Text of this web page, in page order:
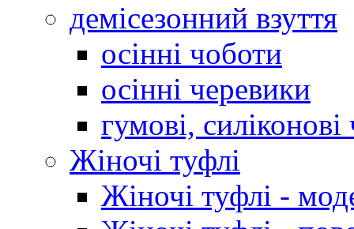
демісезонний взуття
осінні чоботи
осінні черевики
гумові,
Жіночі туфлі
Жіночі туфлі -